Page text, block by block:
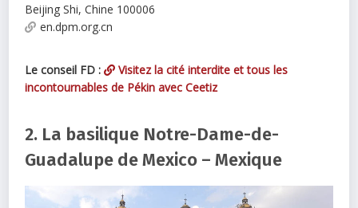
Beijing Shi, Chine 100006
en.dpm.org.cn
Le conseil FD :
Visitez la cité interdite et tous les
incontournables de Pékin avec Ceetiz
2. La basilique Notre-Dame-de-
Guadalupe de Mexico – Mexique